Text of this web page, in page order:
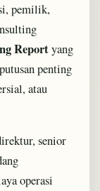
pemilik,
Reportyang
penting
atau
senior
operasi